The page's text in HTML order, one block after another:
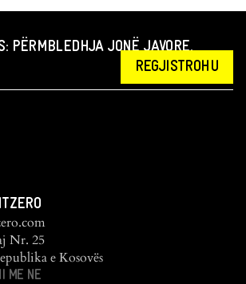
PËRMBLEDHJA JONË JAVORE.
REGJISTROHU
Nr. 25
e Kosovës
ME NE